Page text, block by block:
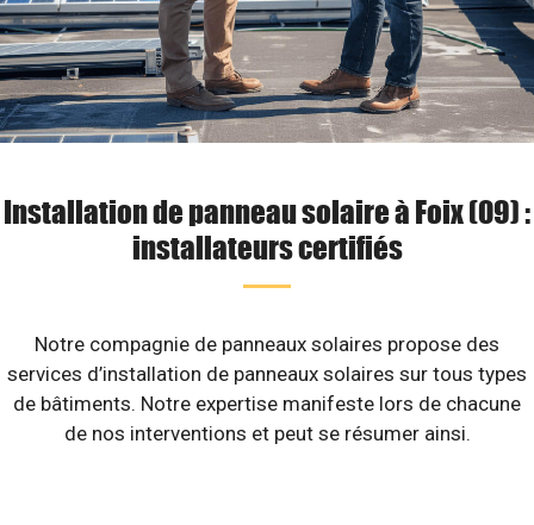
Installation de panneau solaire à Foix (09) :
installateurs certifiés
Notre compagnie de panneaux solaires propose des
services d’installation de panneaux solaires sur tous types
de bâtiments. Notre expertise manifeste lors de chacune
de nos interventions et peut se résumer ainsi.